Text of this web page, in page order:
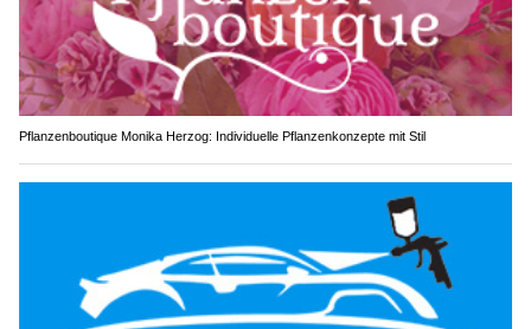
Pflanzenboutique Monika Herzog: Individuelle Pflanzenkonzepte mit Stil